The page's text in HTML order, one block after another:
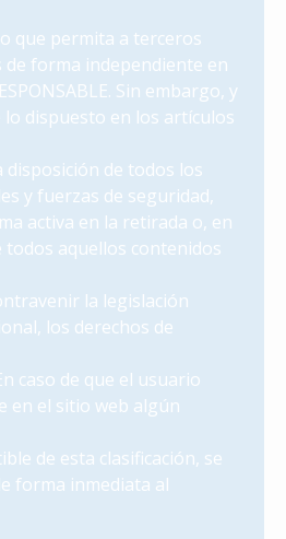
que permita a terceros
forma independiente en
Sin embargo, y
dispuesto en los artículos
disposición de todos los
y fuerzas de seguridad,
activa en la retirada o, en
todos aquellos contenidos
la legislación
los derechos de
caso de que el usuario
en el sitio web algún
de esta clasificación, se
forma inmediata al